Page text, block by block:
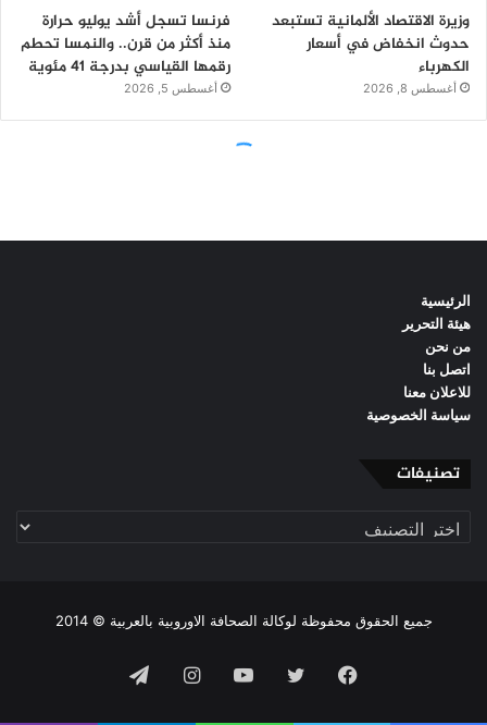
الرئيسية
هيئة التحرير
من نحن
اتصل بنا
للاعلان معنا
سياسة الخصوصية
تصنيفات
تصنيفات
جميع الحقوق محفوظة لوكالة الصحافة الاوروبية بالعربية © 2014
فيسبوك تويتر يوتيوبانستقرامتيلقرام